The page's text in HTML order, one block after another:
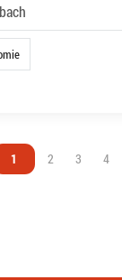
Vous êtes sur la page
1 Vous êtes sur la
2 Vous
3 4